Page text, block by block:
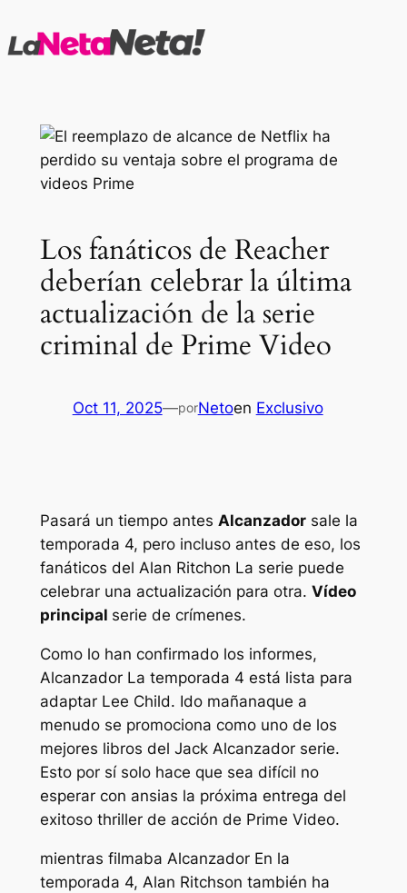
al
Los fanáticos de Reacher
deberían celebrar la última
actualización de la serie
criminal de Prime Video
Oct 11, 2025—porNetoen Exclusivo
Pasará un tiempo antes Alcanzadorsale la
temporada 4, pero incluso antes de eso, los
fanáticos del Alan Ritchon La serie puede
celebrar una actualización para otra. Vídeo
principal serie de crímenes.
Como lo han confirmado los informes,
AlcanzadorLa temporada 4 está lista para
adaptar Lee Child. Ido mañanaque a
menudo se promociona como uno de los
mejores libros del Jack Alcanzador serie.
Esto por sí solo hace que sea difícil no
esperar con ansias la próxima entrega del
exitoso thriller de acción de Prime Video.
mientras filmaba AlcanzadorEn la
temporada 4, Alan Ritchson también ha